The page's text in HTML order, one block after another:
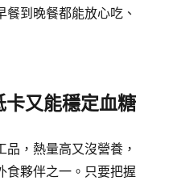
到晚餐都能放心吃、
又能穩定血糖
，熱量高又沒營養，
食夥伴之一。只要把握